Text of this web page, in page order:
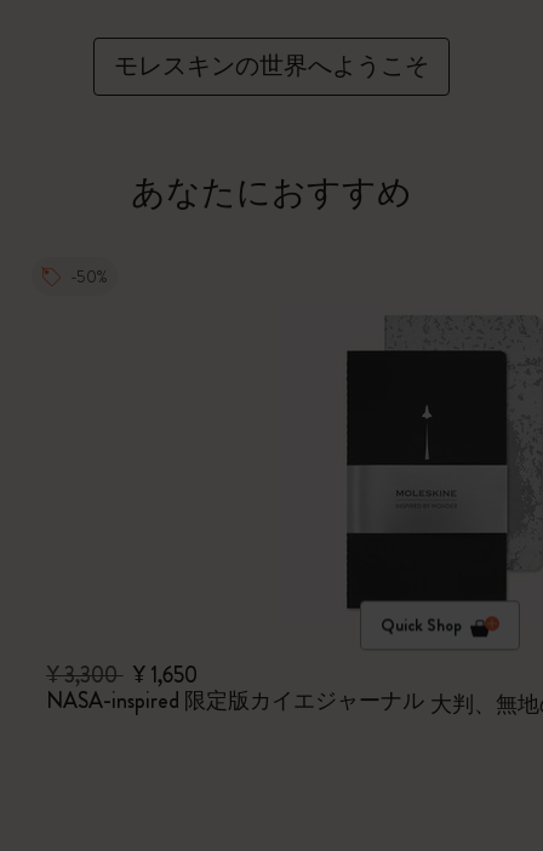
モレスキンの世界へようこそ
あなたにおすすめ
-50%
Quick Shop
¥ 3,300 ¥ 1,650
NASA-inspired 限定版カイエジャーナル 大判、無